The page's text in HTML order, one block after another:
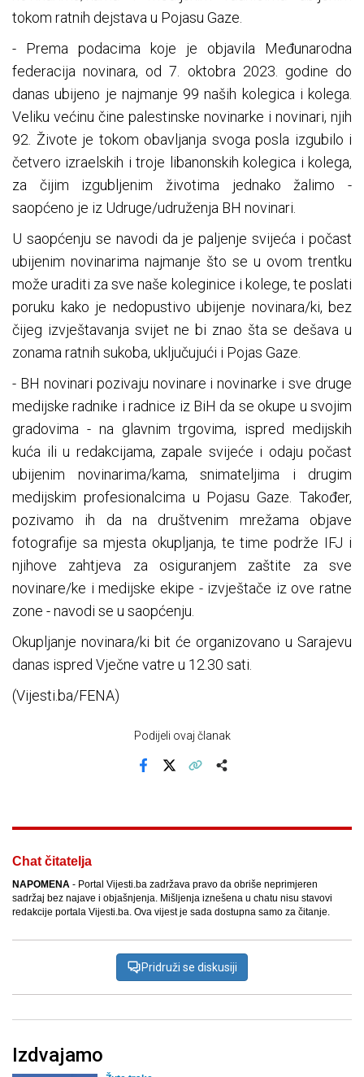
tokom ratnih dejstava u Pojasu Gaze.
- Prema podacima koje je objavila Međunarodna
federacija novinara, od 7. oktobra 2023. godine do
danas ubijeno je najmanje 99 naših kolegica i kolega.
Veliku većinu čine palestinske novinarke i novinari, njih
92. Živote je tokom obavljanja svoga posla izgubilo i
četvero izraelskih i troje libanonskih kolegica i kolega,
za čijim izgubljenim životima jednako žalimo -
saopćeno je iz Udruge/udruženja BH novinari.
U saopćenju se navodi da je paljenje svijeća i počast
ubijenim novinarima najmanje što se u ovom trentku
može uraditi za sve naše koleginice i kolege, te poslati
poruku kako je nedopustivo ubijenje novinara/ki, bez
čijeg izvještavanja svijet ne bi znao šta se dešava u
zonama ratnih sukoba, uključujući i Pojas Gaze.
- BH novinari pozivaju novinare i novinarke i sve druge
medijske radnike i radnice iz BiH da se okupe u svojim
gradovima - na glavnim trgovima, ispred medijskih
kuća ili u redakcijama, zapale svijeće i odaju počast
ubijenim novinarima/kama, snimateljima i drugim
medijskim profesionalcima u Pojasu Gaze. Također,
pozivamo ih da na društvenim mrežama objave
fotografije sa mjesta okupljanja, te time podrže IFJ i
njihove zahtjeva za osiguranjem zaštite za sve
novinare/ke i medijske ekipe - izvještače iz ove ratne
zone - navodi se u saopćenju.
Okupljanje novinara/ki bit će organizovano u Sarajevu
danas ispred Vječne vatre u 12.30 sati.
(Vijesti.ba/FENA)
Podijeli ovaj članak
Chat čitatelja
NAPOMENA - Portal Vijesti.ba zadržava pravo da obriše neprimjeren
sadržaj bez najave i objašnjenja. Mišljenja iznešena u chatu nisu stavovi
redakcije portala Vijesti.ba. Ova vijest je sada dostupna samo za čitanje.
Pridruži se diskusiji
Izdvajamo